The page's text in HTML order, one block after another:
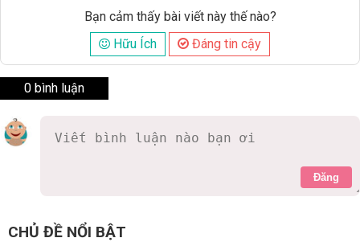
Bạn cảm thấy bài viết này thế nào?
Hữu Ích
Đáng tin cậy
0 bình luận
Đăng
CHỦ ĐỀ NỔI BẬT